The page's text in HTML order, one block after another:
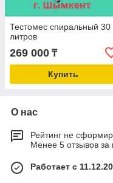
Тестомес спиральный 30
литров
269 000 ₸
Купить
О нас
Рейтинг не
Менее 5 отзывов за
Работает с